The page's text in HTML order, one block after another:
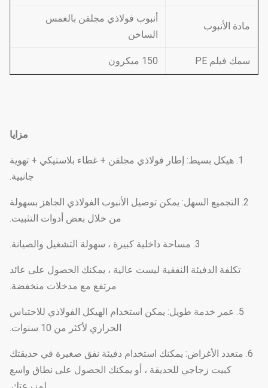
مادة الأنبوب
أنبوب فولاذي مجلفن بالغمس
الساخن
سمك فيلم PE 150 ميكرون
مزايا
1. هيكل بسيط: إطار فولاذي مجلفن + غطاء بلاستيكي + تهوية
جانبية.
2. التجميع السهل: يمكن توصيل الأنبوب الفولاذي الجاهز بسهولة
من خلال بعض أدوات التثبيت.
3. مساحة داخلية كبيرة ، سهولة التشغيل والصيانة.
تكلفة الدفيئة النفقية ليست عالية ، يمكنك الحصول على عائد
مرتفع مع مدخلات منخفضة.
5. عمر خدمة طويل: يمكن استخدام الهيكل الفولاذي للاحتباس
الحراري لأكثر من 10 سنوات.
6. متعدد الأغراض: يمكنك استخدام دفيئة نفق صغيرة في حديقتك
كبيت زجاجي للحديقة ، أو يمكنك الحصول على نطاق واسع